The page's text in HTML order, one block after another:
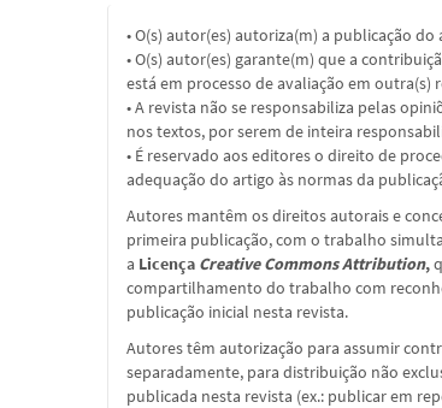
• O(s) autor(es) autoriza(m) a publicação
• O(s) autor(es) garante(m) que a
está em processo de avaliação em outra(s)
• A revista não se responsabiliza pelas
nos textos, por serem de inteira
• É reservado aos editores o direito de
adequação do artigo às normas da
Autores mantêm os direitos autorais e
primeira publicação, com o trabalho
a Licença Creative Commons Attribution,
compartilhamento do trabalho com
publicação inicial nesta revista.
Autores têm autorização para assumir
separadamente, para distribuição não
publicada nesta revista (ex.: publicar em